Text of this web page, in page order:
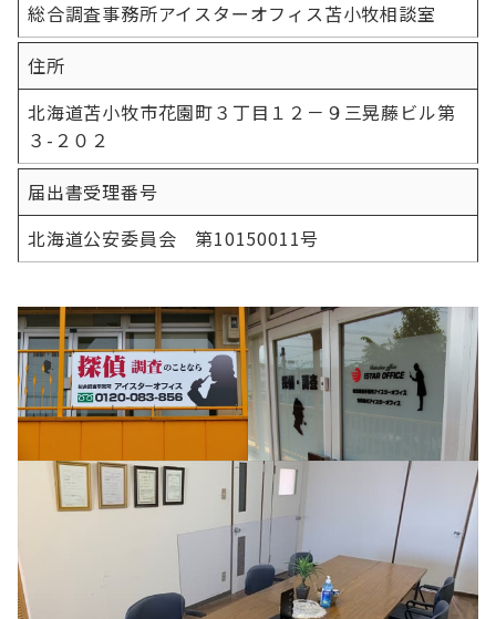
総合調査事務所アイスターオフィス苫小牧相談室
住所
北海道苫小牧市花園町３丁目１２－９三晃藤ビル第
３-２０２
届出書受理番号
北海道公安委員会 第10150011号